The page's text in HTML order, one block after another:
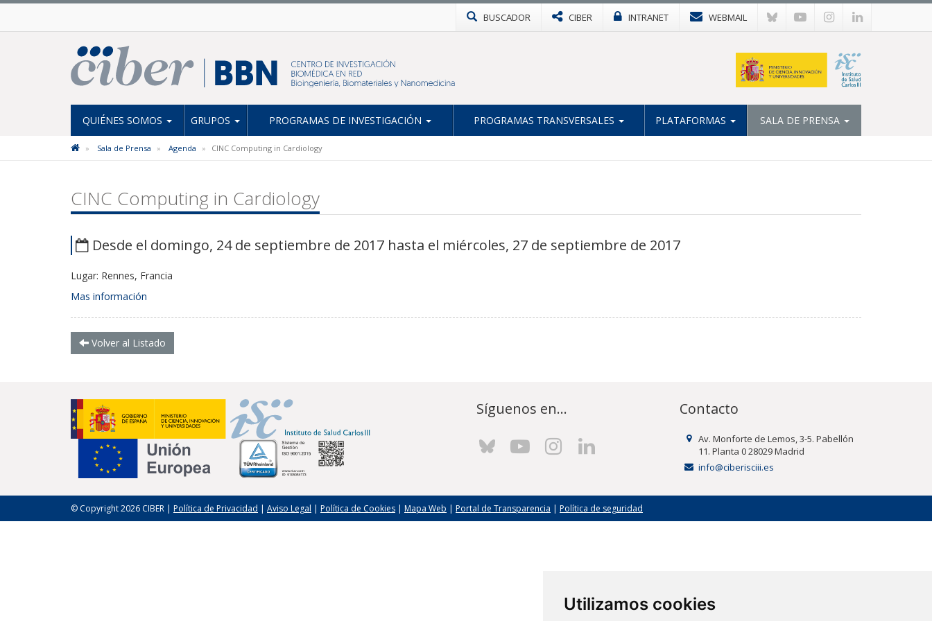
Utilizamos cookies
BUSCADOR CIBER INTRANET WEBMAIL
QUIÉNES SOMOS GRUPOS PROGRAMAS DE INVESTIGACIÓN PROGRAMAS TRANSVERSALES PLATAFORMAS SALA DE PRENSA
Sala de Prensa Agenda CINC Computing in Cardiology
CINC Computing in Cardiology
Desde el domingo, 24 de septiembre de 2017 hasta el miércoles, 27 de septiembre de 2017
Lugar: Rennes, Francia
Mas información
Volver al Listado
Síguenos en... Contacto
Av. Monforte de Lemos, 3-5. Pabellón
11. Planta 0 28029 Madrid
info@ciberisciii.es
© Copyright 2026 CIBER | Política de Privacidad | Aviso Legal | Política de Cookies | Mapa Web | Portal de Transparencia | Política de seguridad